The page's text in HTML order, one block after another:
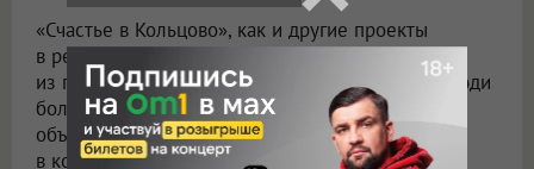
«Счастье в Кольцово», как и другие проекты
в региональных наукоградах, отражают один
из главных трендов на рынке недвижимости. Люди
больше не страдают «централизацией» и готовы
объективно оценивать локации «на периферии»,
в которых подчас созданы более комфортные